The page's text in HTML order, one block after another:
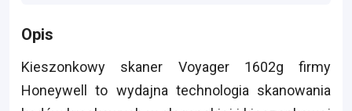
Opis
Kieszonkowy skaner Voyager 1602g firmy
Honeywell to wydajna technologia skanowania